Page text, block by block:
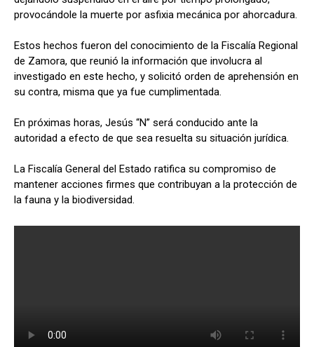
provocándole la muerte por asfixia mecánica por ahorcadura.
Estos hechos fueron del conocimiento de la Fiscalía Regional
de Zamora, que reunió la información que involucra al
investigado en este hecho, y solicitó orden de aprehensión en
su contra, misma que ya fue cumplimentada.
En próximas horas, Jesús “N” será conducido ante la
autoridad a efecto de que sea resuelta su situación jurídica.
La Fiscalía General del Estado ratifica su compromiso de
mantener acciones firmes que contribuyan a la protección de
la fauna y la biodiversidad.